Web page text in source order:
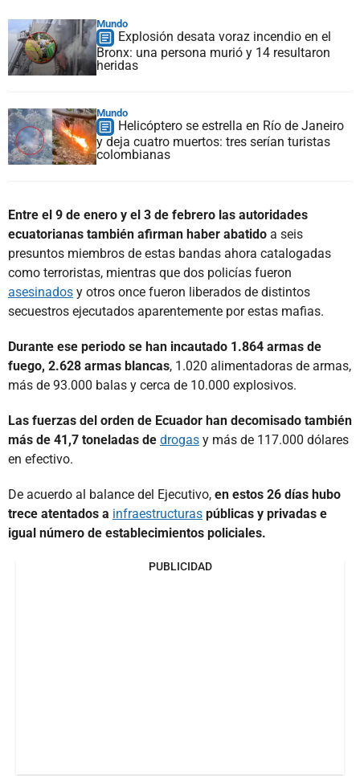
Mundo
Explosión desata voraz incendio en el
Bronx: una persona murió y 14 resultaron
heridas
Mundo
Helicóptero se estrella en Río de Janeiro
y deja cuatro muertos: tres serían turistas
colombianas
Entre el 9 de enero y el 3 de febrero las autoridades
ecuatorianas también afirman haber abatido a seis
presuntos miembros de estas bandas ahora catalogadas
como terroristas, mientras que dos policías fueron
asesinados y otros once fueron liberados de distintos
secuestros ejecutados aparentemente por estas mafias.
Durante ese periodo se han incautado 1.864 armas de
fuego, 2.628 armas blancas, 1.020 alimentadoras de armas,
más de 93.000 balas y cerca de 10.000 explosivos.
Las fuerzas del orden de Ecuador han decomisado también
más de 41,7 toneladas de drogas y más de 117.000 dólares
en efectivo.
De acuerdo al balance del Ejecutivo, en estos 26 días hubo
trece atentados a infraestructuras públicas y privadas e
igual número de establecimientos policiales.
PUBLICIDAD